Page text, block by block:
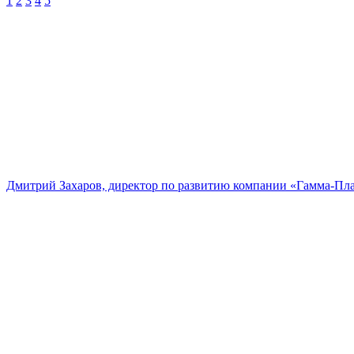
Дмитрий Захаров, директор по развитию компании «Гамма-